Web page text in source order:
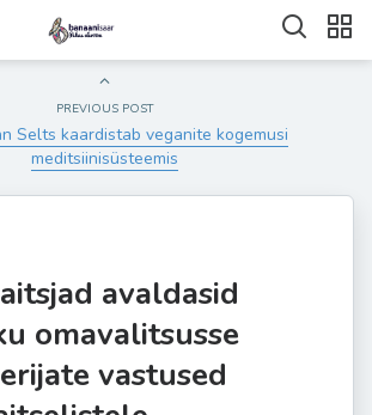
PREVIOUS POST
Selts kaardistab veganite kogemusi
meditsiinisüsteemis
avaldasid
omavalitsusse
vastused